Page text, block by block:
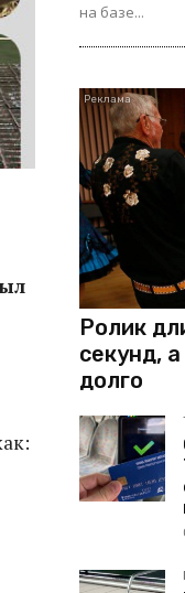
на базе...
Ролик
секунд,
долго